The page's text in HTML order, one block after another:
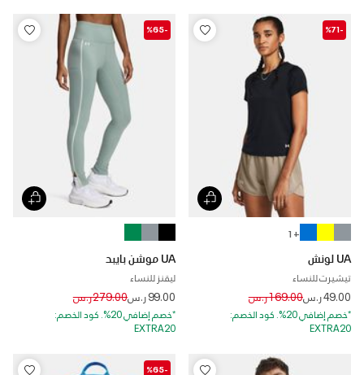
-%71
+ 1
UA لونش
تيشيرت للنساء
49.00 ر.س Price reduced from
169.00 ر.س to
*خصم إضافي 20%. كود الخصم:
EXTRA20
-%65
UA موشن بايبد
ليقنز للنساء
99.00 ر.س Price reduced from
279.00 ر.س to
*خصم إضافي 20%. كود الخصم:
EXTRA20
-%65